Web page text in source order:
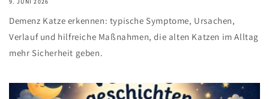
Demenz Katze erkennen: typische Symptome, Ursachen,
Verlauf und hilfreiche Maßnahmen, die alten Katzen im Alltag
mehr Sicherheit geben.